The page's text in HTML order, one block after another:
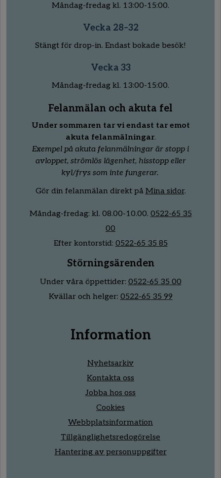
Måndag-fredag kl. 13:00-15:00.
Vecka 28–32
Stängt för drop-in. Endast bokade besök!
Vecka 33
Måndag-fredag kl. 13:00-15:00.
Felanmälan och akuta fel
Under sommaren tar vi endast tar emot
akuta felanmälningar.
Exempel på akuta felanmälningar är stopp i
avloppet, strömlös lägenhet, hisstopp eller
kyl/frys som inte fungerar.
Gör din felanmälan direkt på Mina sidor.
Måndag-fredag: kl. 08.00-10.00. 0522-65 35
00
Efter kontorstid: 0522-65 35 85
Störningsärenden
Under våra öppettider: 0522-65 35 00
Kvällar och helger: 0522-65 35 99
Information
Nyhetsarkiv
Kontakta oss
Jobba hos oss
Cookies
Webbplatsinformation
Tillgänglighetsredogörelse
Hantering av personuppgifter